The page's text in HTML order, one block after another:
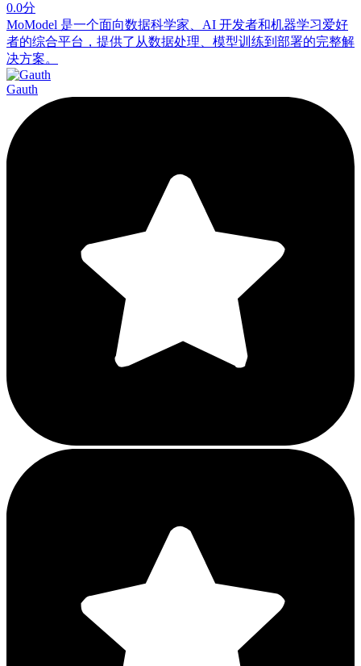
0.0分
MoModel 是一个面向数据科学家、AI 开发者和机器学习爱好
者的综合平台，提供了从数据处理、模型训练到部署的完整解
决方案。
Gauth